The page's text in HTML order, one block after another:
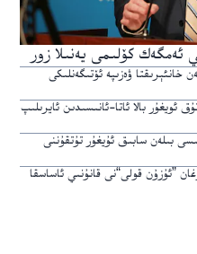
ئەمگەك كۆلىمى يەنىلا زور
ۋەزىپە ئۆتىگەنلىكى
143 مىڭدىن ئارتۇق ئويغۇر بالا ئاتا-ئانىسىدىن ئايرىلىپ
بىلەن سابىق ئۇيغۇر تۇتقۇننى
”ئۇزۇن قولى“نى قانۇنىي ئاساسقا